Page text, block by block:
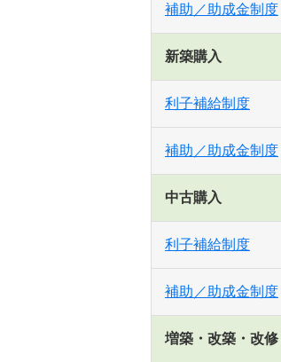
補助／助成金制度
新築購入
利子補給制度
補助／助成金制度
中古購入
利子補給制度
補助／助成金制度
増築・改築・改修